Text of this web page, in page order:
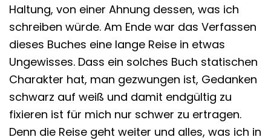
Haltung, von einer Ahnung dessen, was ich
schreiben würde. Am Ende war das Verfassen
dieses Buches eine lange Reise in etwas
Ungewisses. Dass ein solches Buch statischen
Charakter hat, man gezwungen ist, Gedanken
schwarz auf weiß und damit endgültig zu
fixieren ist für mich nur schwer zu ertragen.
Denn die Reise geht weiter und alles, was ich in